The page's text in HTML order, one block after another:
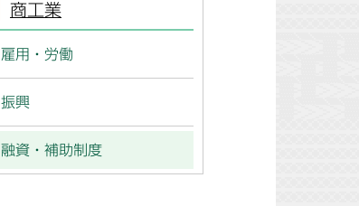
商工業
雇用・労働
振興
融資・補助制度